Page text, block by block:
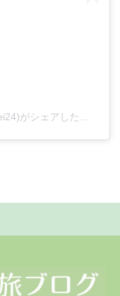
Banzoku@鷺師なwebライター(@sekisei24)がシェアした投稿